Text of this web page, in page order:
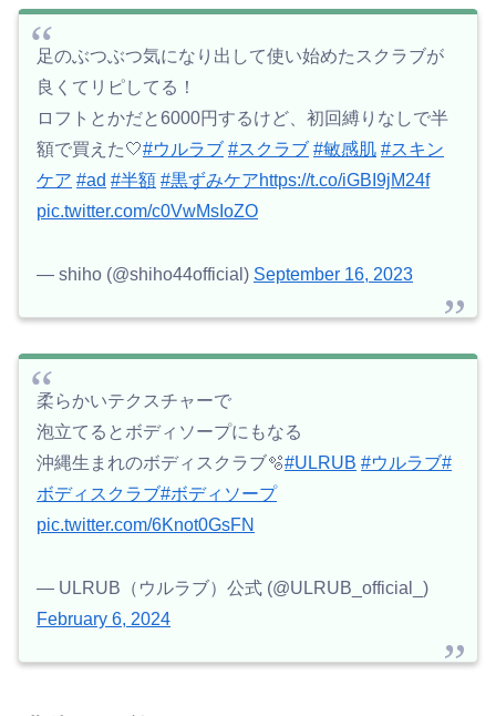
足のぶつぶつ気になり出して使い始めたスクラブが
良くてリピしてる！
ロフトとかだと6000円するけど、初回縛りなしで半
額で買えた🤍#ウルラブ #スクラブ #敏感肌 #スキン
ケア #ad #半額 #黒ずみケアhttps://t.co/iGBI9jM24f
pic.twitter.com/c0VwMsIoZO
— shiho (@shiho44official) September 16, 2023
柔らかいテクスチャーで
泡立てるとボディソープにもなる
沖縄生まれのボディスクラブ🫧#ULRUB #ウルラブ#
ボディスクラブ#ボディソープ
pic.twitter.com/6Knot0GsFN
— ULRUB（ウルラブ）公式 (@ULRUB_official_)
February 6, 2024